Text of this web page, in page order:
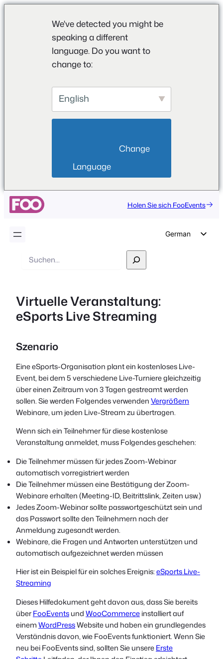
We've detected you might be
speaking a different
language. Do you want to
change to:
English
Language
Holen Sie sich FooEvents
German
Czech
Greek
Suche
Virtuelle Veranstaltung:
eSports Live Streaming
Szenario
Eine eSports-Organisation plant ein kostenloses Live-
Event, bei dem 5 verschiedene Live-Turniere gleichzeitig
über einen Zeitraum von 3 Tagen gestreamt werden
sollen. Sie werden Folgendes verwendenVergrößern
Webinare, um jeden Live-Stream zu übertragen.
Wenn sich ein Teilnehmer für diese kostenlose
Veranstaltung anmeldet, muss Folgendes geschehen:
Die Teilnehmer müssen für jedes Zoom-Webinar
automatisch vorregistriert werden
Die Teilnehmer müssen eine Bestätigung der Zoom-
Webinare erhalten (Meeting-ID, Beitrittslink, Zeiten usw.)
Jedes Zoom-Webinar sollte passwortgeschützt sein und
das Passwort sollte den Teilnehmern nach der
Anmeldung zugesandt werden.
Webinare, die Fragen und Antworten unterstützen und
automatisch aufgezeichnet werden müssen
Hier ist ein Beispiel für ein solches Ereignis:eSports Live-
Streaming
Dieses Hilfedokument geht davon aus, dass Sie bereits
überFooEventsundWooCommerceinstalliert auf
einemWordPressWebsite und haben ein grundlegendes
Verständnis davon, wie FooEvents funktioniert. Wenn Sie
neu bei FooEvents sind, sollten Sie unsereErste